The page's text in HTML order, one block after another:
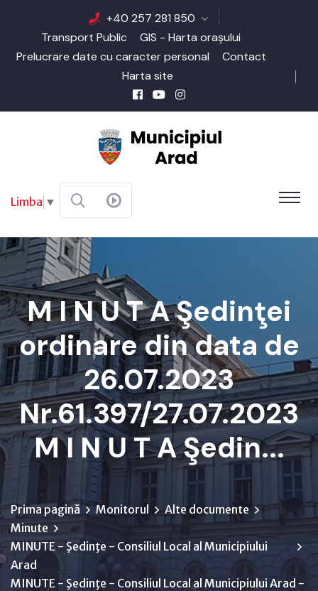
+40 257 281 850
Transport Public
GIS - Harta orașului
Prelucrare date cu caracter personal
Contact
Harta site
Limba ▼
M I N U T A Şedinţei
ordinare din data de
26.07.2023
Nr.61.397/27.07.2023
M I N U T A Şedin...
Prima pagină Monitorul
Alte documente
Minute
MINUTE - Şedinţe - Consiliul Local al Municipiului
Arad
MINUTE - Şedinţe - Consiliul Local al Municipiului Arad -